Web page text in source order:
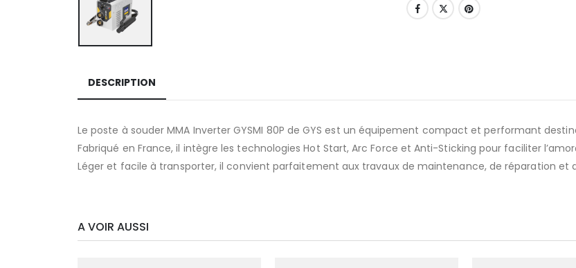
DESCRIPTION
Le poste à souder MMA Inverter GYSMI 80P de GYS est un équipement compact et performant
Fabriqué en France, il intègre les technologies Hot Start, Arc Force et Anti-Sticking pour faciliter
Léger et facile à transporter, il convient parfaitement aux travaux de maintenance, de réparation et
A VOIR AUSSI